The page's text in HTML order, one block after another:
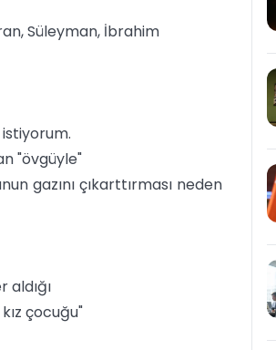
Süleyman, İbrahim
"övgüyle"
gazını çıkarttırması neden
aldığı
çocuğu"